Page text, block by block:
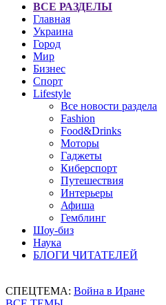
ВСЕ РАЗДЕЛЫ
Главная
Украина
Город
Мир
Бизнес
Спорт
Lifestyle
Все новости раздела
Fashion
Food&Drinks
Моторы
Гаджеты
Киберспорт
Путешествия
Интерьеры
Афиша
Гемблинг
Шоу-биз
Наука
БЛОГИ ЧИТАТЕЛЕЙ
СПЕЦТЕМА: Война в Иране